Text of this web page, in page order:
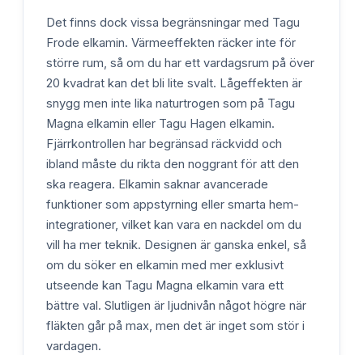
Det finns dock vissa begränsningar med Tagu
Frode elkamin. Värmeeffekten räcker inte för
större rum, så om du har ett vardagsrum på över
20 kvadrat kan det bli lite svalt. Lågeffekten är
snygg men inte lika naturtrogen som på Tagu
Magna elkamin eller Tagu Hagen elkamin.
Fjärrkontrollen har begränsad räckvidd och
ibland måste du rikta den noggrant för att den
ska reagera. Elkamin saknar avancerade
funktioner som appstyrning eller smarta hem-
integrationer, vilket kan vara en nackdel om du
vill ha mer teknik. Designen är ganska enkel, så
om du söker en elkamin med mer exklusivt
utseende kan Tagu Magna elkamin vara ett
bättre val. Slutligen är ljudnivån något högre när
fläkten går på max, men det är inget som stör i
vardagen.